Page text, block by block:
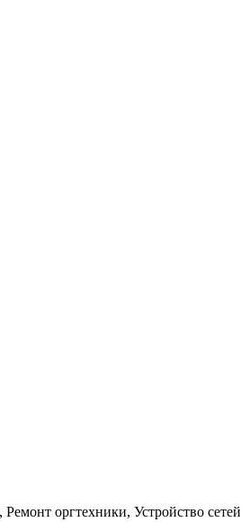
оргтехники, Устройство сетей